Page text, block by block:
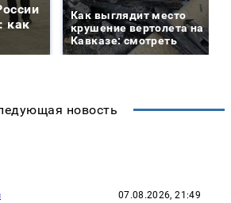
как
Как выглядит место
крушение вертолета на
Кавказе: смотреть
новость
07.08.2026, 21:49